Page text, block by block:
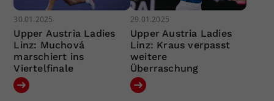
30.01.2025
Upper Austria Ladies
Linz: Muchová
marschiert ins
Viertelfinale
29.01.2025
Upper Austria Ladies
Linz: Kraus verpasst
weitere
Überraschung